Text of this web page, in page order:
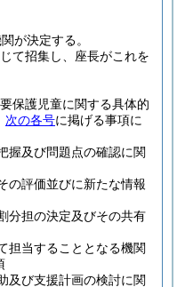
が決定する。
て招集し、座長がこれを
保護児童に関する具体的
次の各号に掲げる事項に
握及び問題点の確認に関
の評価並びに新たな情報
分担の決定及びその共有
担当することとなる機関
及び支援計画の検討に関